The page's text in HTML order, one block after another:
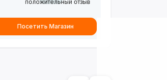
положительный отзыв
Посетить Магазин